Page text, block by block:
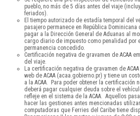
pueblo, no más de 5 días antes del viaje
feriados).
El tiempo autorizado de estadía temporal del
pasajero permanece en República
pagar a la Dirección General de Aduanas al
cargo diario de impuesto como penalidad por
permanencia concedido.
Certificación negativa de gravamen de ACAA
del viaje.
La certificación negativa de gravamen de
web de ACAA (acaa.gobierno.pr) y tiene un
a la ACAA. Para poder obtener la certificación
deberá pagar cualquier deuda sobre el
refleje en el sistema de la ACAA. Aquellos
hacer las gestiones antes mencionadas
computadoras que Ferries del Caribe tiene